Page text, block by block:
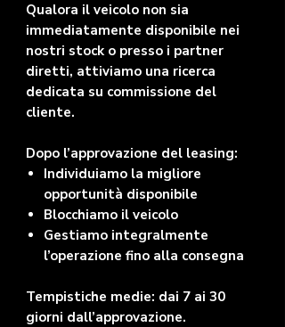
Qualora il veicolo non sia
immediatamente disponibile nei
nostri stock o presso i partner
diretti, attiviamo una ricerca
dedicata su commissione del
cliente.
Dopo l’approvazione del leasing:
Individuiamo la migliore
opportunità disponibile
Blocchiamo il veicolo
Gestiamo integralmente
l’operazione fino alla consegna
Tempistiche medie: dai 7 ai 30
giorni dall’approvazione.